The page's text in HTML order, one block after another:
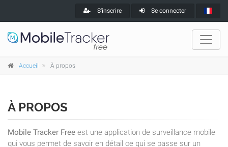
S'inscrire Se connecter
Accueil À propos
À PROPOS
Mobile Tracker Free est une application de surveillance mobile
qui vous permet de savoir en détail ce qui se passe sur un